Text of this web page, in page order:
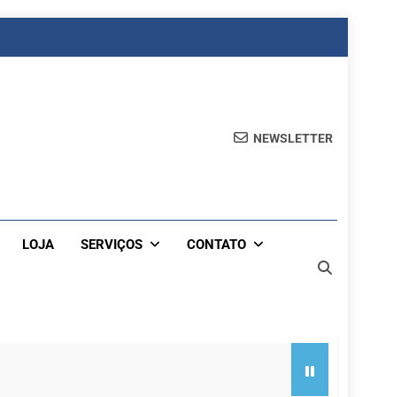
NEWSLETTER
LOJA SERVIÇOS CONTATO